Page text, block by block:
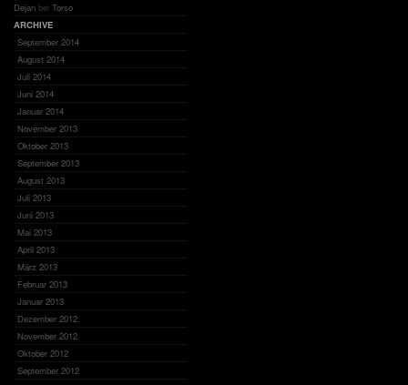
Dejan bei Torso
ARCHIVE
September 2014
August 2014
Juli 2014
Juni 2014
Januar 2014
November 2013
Oktober 2013
September 2013
August 2013
Juli 2013
Juni 2013
Mai 2013
April 2013
März 2013
Februar 2013
Januar 2013
Dezember 2012
November 2012
Oktober 2012
September 2012